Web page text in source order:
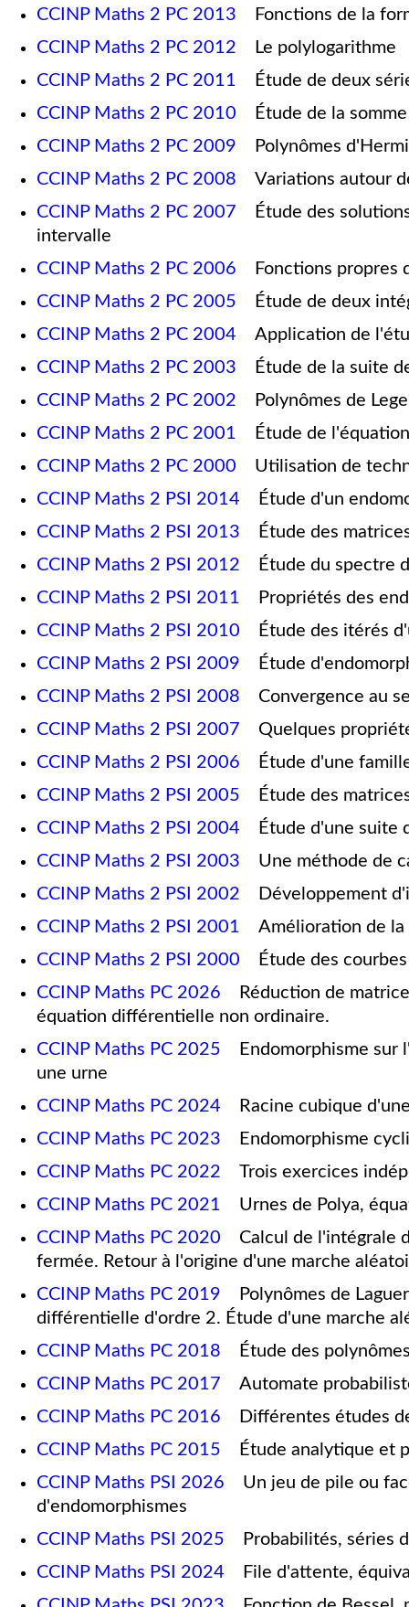
CCINP Maths 2 PC 2013 Fonctions de la
CCINP Maths 2 PC 2012 Le polylogarithme
CCINP Maths 2 PC 2011 Étude de deux
CCINP Maths 2 PC 2010 Étude de la
CCINP Maths 2 PC 2009 Polynômes
CCINP Maths 2 PC 2008 Variations autour
CCINP Maths 2 PC 2007 Étude des
intervalle
CCINP Maths 2 PC 2006 Fonctions propres
CCINP Maths 2 PC 2005 Étude de deux
CCINP Maths 2 PC 2004 Application de
CCINP Maths 2 PC 2003 Étude de la suite
CCINP Maths 2 PC 2002 Polynômes de
CCINP Maths 2 PC 2001 Étude de
CCINP Maths 2 PC 2000 Utilisation de
CCINP Maths 2 PSI 2014 Étude d'un
CCINP Maths 2 PSI 2013 Étude des
CCINP Maths 2 PSI 2012 Étude du spectre
CCINP Maths 2 PSI 2011 Propriétés des
CCINP Maths 2 PSI 2010 Étude des itérés
CCINP Maths 2 PSI 2009 Étude
CCINP Maths 2 PSI 2008 Convergence au
CCINP Maths 2 PSI 2007 Quelques
CCINP Maths 2 PSI 2006 Étude d'une
CCINP Maths 2 PSI 2005 Étude des
CCINP Maths 2 PSI 2004 Étude d'une suite
CCINP Maths 2 PSI 2003 Une méthode de
CCINP Maths 2 PSI 2002 Développement
CCINP Maths 2 PSI 2001 Amélioration de la
CCINP Maths 2 PSI 2000 Étude des
CCINP Maths PC 2026 Réduction de
équation différentielle non ordinaire.
CCINP Maths PC 2025 Endomorphisme sur
une urne
CCINP Maths PC 2024 Racine cubique
CCINP Maths PC 2023 Endomorphisme
CCINP Maths PC 2022 Trois exercices
CCINP Maths PC 2021 Urnes de Polya,
CCINP Maths PC 2020 Calcul de l'intégrale
fermée. Retour à l'origine d'une marche
CCINP Maths PC 2019 Polynômes de
différentielle d'ordre 2. Étude d'une marche
CCINP Maths PC 2018 Étude des
CCINP Maths PC 2017 Automate
CCINP Maths PC 2016 Différentes études
CCINP Maths PC 2015 Étude analytique et
CCINP Maths PSI 2026 Un jeu de pile ou
d'endomorphismes
CCINP Maths PSI 2025 Probabilités, séries
CCINP Maths PSI 2024 File d'attente,